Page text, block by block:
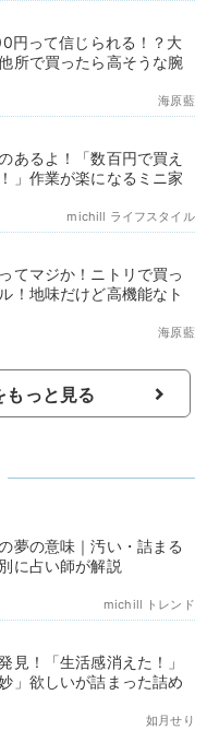
円って信じられる！？大
所で買ったら高そうな腕
海原藍
あるよ！「数百円で買え
」作業が楽になるミニ家
michill ライフスタイル
てマジか！ニトリで買っ
！地味だけど高機能なト
海原藍
もっと見る
夢の意味｜汚い・詰まる
に占い師が解説
michill トレンド
見！「生活感消えた！」
」欲しいが詰まった詰め
如月せり